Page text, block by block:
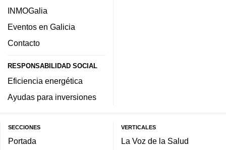
INMOGalia
Eventos en Galicia
Contacto
RESPONSABILIDAD SOCIAL
Eficiencia energética
Ayudas para inversiones
SECCIONES
Portada
VERTICALES
La Voz de la Salud